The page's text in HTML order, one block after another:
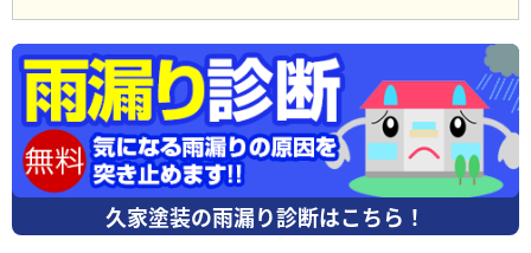
久家塗装の雨漏り診断はこちら！